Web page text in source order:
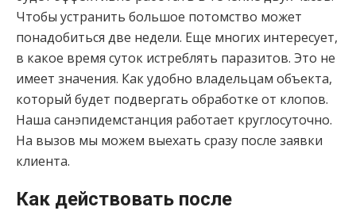
Чтобы устранить большое потомство может
понадобиться две недели. Еще многих интересует,
в какое время суток истреблять паразитов. Это не
имеет значения. Как удобно владельцам объекта,
который будет подвергать обработке от клопов.
Наша санэпидемстанция работает круглосуточно.
На вызов мы можем выехать сразу после заявки
клиента.
Как действовать после